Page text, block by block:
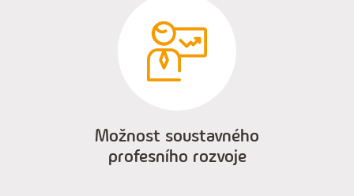
Možnost soustavného
profesního rozvoje